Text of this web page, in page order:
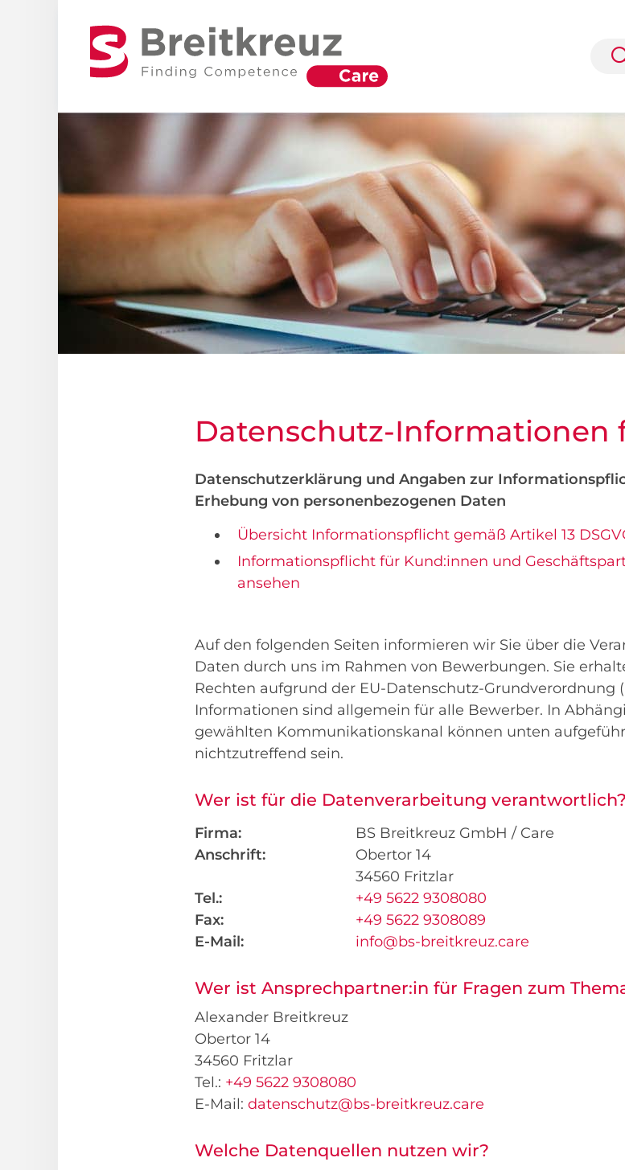
Datenschutz-Informationen
Datenschutzerklärung und Angaben zur
Erhebung von personenbezogenen Daten
Übersicht Informationspflicht gemäß Artikel 13
Informationspflicht für Kund:innen und
ansehen
Auf den folgenden Seiten informieren wir Sie über die
Daten durch uns im Rahmen von Bewerbungen. Sie
Rechten aufgrund der EU-Datenschutz-Grundverordnung
Informationen sind allgemein für alle Bewerber. In
gewählten Kommunikationskanal können unten
nichtzutreffend sein.
Wer ist für die Datenverarbeitung verantwortlich?
Firma:
BS Breitkreuz GmbH / Care
Anschrift:
Obertor 14
34560 Fritzlar
Tel.:
+49 5622 9308080
Fax:
+49 5622 9308089
E-Mail:
info@bs-breitkreuz.care
Wer ist Ansprechpartner:in für Fragen zum
Alexander Breitkreuz
Obertor 14
34560 Fritzlar
Tel.: +49 5622 9308080
E-Mail: datenschutz@bs-breitkreuz.care
Welche Datenquellen nutzen wir?